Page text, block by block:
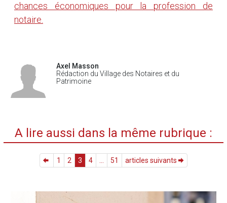
chances économiques pour la profession de
notaire.
Axel Masson
Rédaction du Village des Notaires et du
Patrimoine
A lire aussi dans la même rubrique :
1 2 3 4 51 articles suivants